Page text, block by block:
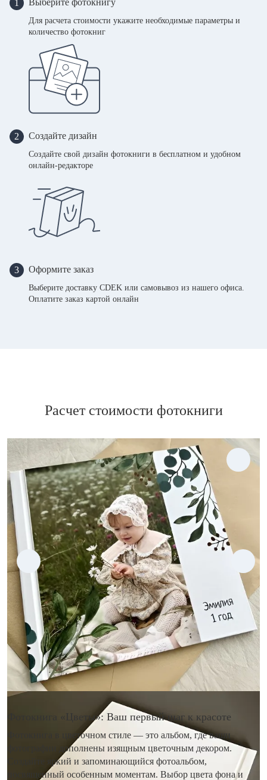
1 Выберите фотокнигу
Для расчета стоимости укажите необходимые параметры и
количество фотокниг
2 Создайте дизайн
Создайте свой дизайн фотокниги в бесплатном и удобном
онлайн-редакторе
3 Оформите заказ
Выберите доставку CDEK или самовывоз из нашего офиса.
Оплатите заказ картой онлайн
Расчет стоимости фотокниги
Фотокнига «Цветы»: Ваш первый шаг к красоте
Фотокнига в цветочном стиле — это альбом, где ваши
фотографии дополнены изящным цветочным декором.
Создайте яркий и запоминающийся фотоальбом,
посвященный особенным моментам. Выбор цвета фона и